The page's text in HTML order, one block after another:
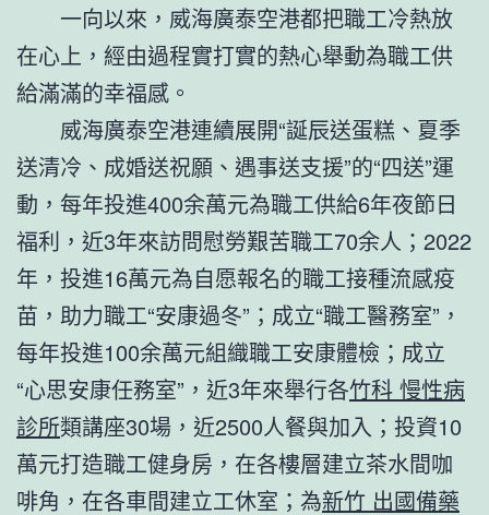
一向以來，威海廣泰空港都把職工冷熱放
在心上，經由過程實打實的熱心舉動為職工供
給滿滿的幸福感。
威海廣泰空港連續展開“誕辰送蛋糕、夏季
送清冷、成婚送祝願、遇事送支援”的“四送”運
動，每年投進400余萬元為職工供給6年夜節日
福利，近3年來訪問慰勞艱苦職工70余人；2022
年，投進16萬元為自愿報名的職工接種流感疫
苗，助力職工“安康過冬”；成立“職工醫務室”，
每年投進100余萬元組織職工安康體檢；成立
“心思安康任務室”，近3年來舉行各竹科 慢性病
診所類講座30場，近2500人餐與加入；投資10
萬元打造職工健身房，在各樓層建立茶水間咖
啡角，在各車間建立工休室；為新竹 出國備藥